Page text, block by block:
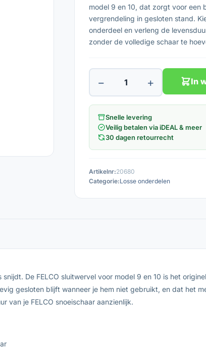
model 9 en 10, dat zorgt voor een
vergrendeling in gesloten stand.
onderdeel en verleng de
zonder de volledige schaar te
− + In
Snelle levering
Veilig betalen via iDEAL & meer
30 dagen retourrecht
Artikelnr:20680
Categorie:Losse onderdelen
De FELCO sluitwervel voor model 9 en 10 is het
gesloten blijft wanneer je hem niet gebruikt, en dat het
van je FELCO snoeischaar aanzienlijk.